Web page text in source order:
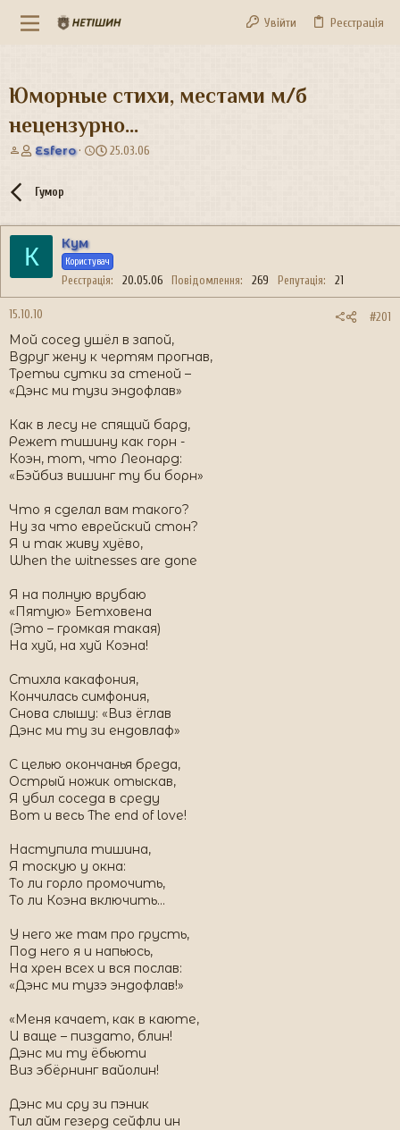
Увійти Реєстрація
Юморные стихи, местами м/б
нецензурно...
А
о
т
е
м
и
Esfero
Д
т
р
е
я
25.03.06
Гумор
К Кум
Користувач
Реєстрація 20.05.06 Повідомлення 269 Репутація 21
15.10.10 #201
Мой сосед ушёл в запой,
Вдруг жену к чертям прогнав,
Третьи сутки за стеной –
«Дэнс ми тузи эндофлав»
Как в лесу не спящий бард,
Режет тишину как горн -
Коэн, тот, что Леонард:
«Бэйбиз вишинг ту би борн»
Что я сделал вам такого?
Ну за что еврейский стон?
Я и так живу хуёво,
When the witnesses are gone
Я на полную врубаю
«Пятую» Бетховена
(Это – громкая такая)
На хуй, на хуй Коэна!
Стихла какафония,
Кончилась симфония,
Снова слышу: «Виз ёглав
Дэнс ми ту зи ендовлаф»
C целью окончанья бреда,
Острый ножик отыскав,
Я убил соседа в среду
Вот и весь The end of love!
Наступила тишина,
Я тоскую у окна:
То ли горло промочить,
То ли Коэна включить…
У него же там про грусть,
Под него я и напьюсь,
На хрен всех и вся послав:
«Дэнс ми тузэ эндофлав!»
«Меня качает, как в каюте,
И ваще – пиздато, блин!
Дэнс ми ту ёбьюти
Виз эбёрнинг вайолин!
Дэнс ми сру зи пэник
Тил айм гезерд сейфли ин